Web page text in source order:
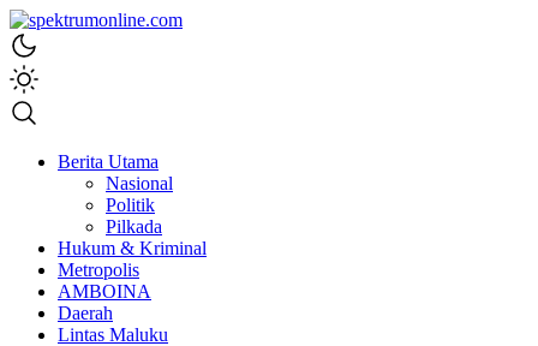
spektrumonline.com
Berita Utama
Nasional
Politik
Pilkada
Hukum & Kriminal
Metropolis
AMBOINA
Daerah
Lintas Maluku